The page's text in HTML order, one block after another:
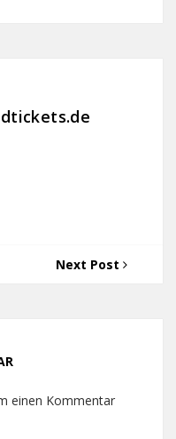
Next Post
einen Kommentar